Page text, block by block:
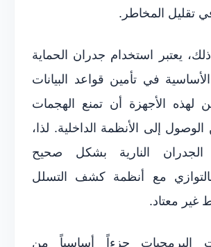
تقليل المخاطر.
يعتبر استخدام جدران الحماية
في تأمين قواعد البيانات
لهذه الأجهزة أن تمنع الهجمات
الوصول إلى الأنظمة الداخلية. لذا،
النارية بشكل صحيح
مع أنظمة كشف التسلل
غير معتاد.
البرمجيات جزءاً أساسياً من